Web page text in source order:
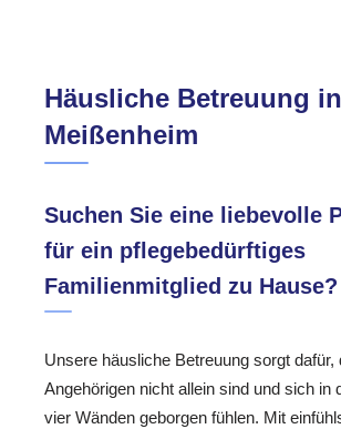
Häusliche Betreuung in
Meißenheim
Suchen Sie eine liebevolle
für ein pflegebedürftiges
Familienmitglied zu Hause?
Unsere häusliche Betreuung sorgt dafür,
Angehörigen nicht allein sind und sich in
vier Wänden geborgen fühlen. Mit